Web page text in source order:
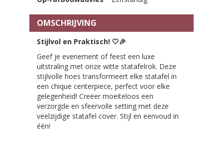
OMSCHRIJVING
Stijlvol en Praktisch! 🤍🎉
Geef je evenement of feest een luxe
uitstraling met onze witte statafelrok. Deze
stijlvolle hoes transformeert elke statafel in
een chique centerpiece, perfect voor elke
gelegenheid! Creëer moeiteloos een
verzorgde en sfeervolle setting met deze
veelzijdige statafel cover. Stijl en eenvoud in
één!